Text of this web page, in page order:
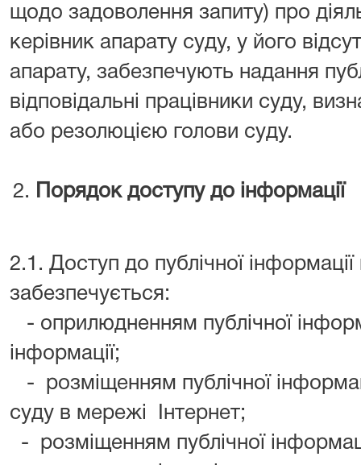
щодо задоволення запиту) про
керівник апарату суду, у його
апарату, забезпечують надання
відповідальні працівники суду,
або резолюцією голови суду.
Порядок доступу до інформації
2.1. Доступ до публічної інформації
забезпечується:
- оприлюдненням публічної
інформації;
- розміщенням публічної
суду в мережі Інтернет;
- розміщенням публічної